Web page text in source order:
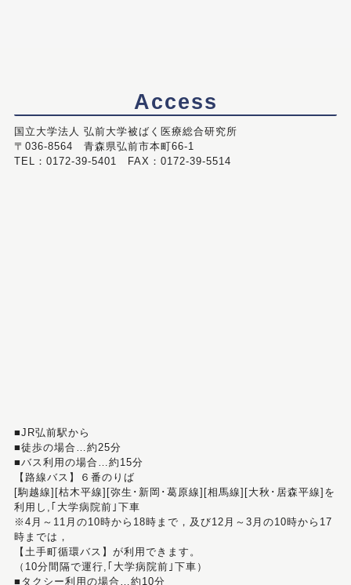
Access
国立大学法人 弘前大学被ばく医療総合研究所
〒036-8564 青森県弘前市本町66-1
TEL：0172-39-5401 FAX：0172-39-5514
■JR弘前駅から
■徒歩の場合…約25分
■バス利用の場合…約15分
【路線バス】６番のりば
[駒越線][枯木平線][弥生･新岡･葛原線][相馬線][大秋･居森平線]を
利用し,｢大学病院前｣下車
※4月～11月の10時から18時まで，及び12月～3月の10時から17
時までは，
【土手町循環バス】が利用できます。
（10分間隔で運行,｢大学病院前｣下車）
■タクシー利用の場合…約10分